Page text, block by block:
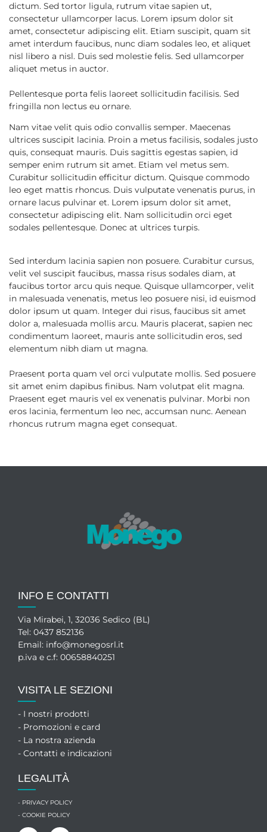
dictum. Sed tortor ligula, rutrum vitae sapien ut,
consectetur ullamcorper lacus. Lorem ipsum dolor sit
amet, consectetur adipiscing elit. Etiam suscipit, quam sit
amet interdum faucibus, nunc diam sodales leo, et aliquet
nisl libero a nisl. Duis sed molestie felis. Sed ullamcorper
aliquet metus in auctor.
Pellentesque porta felis laoreet sollicitudin facilisis. Sed
fringilla non lectus eu ornare.
Nam vitae velit quis odio convallis semper. Maecenas
ultrices suscipit lacinia. Proin a metus facilisis, sodales justo
quis, consequat mauris. Duis sagittis egestas sapien, id
semper enim rutrum sit amet. Etiam vel metus sem.
Curabitur sollicitudin efficitur dictum. Quisque commodo
leo eget mattis rhoncus. Duis vulputate venenatis purus, in
ornare lacus pulvinar et. Lorem ipsum dolor sit amet,
consectetur adipiscing elit. Nam sollicitudin orci eget
sodales pellentesque. Donec at ultrices turpis.
Sed interdum lacinia sapien non posuere. Curabitur cursus,
velit vel suscipit faucibus, massa risus sodales diam, at
faucibus tortor arcu quis neque. Quisque ullamcorper, velit
in malesuada venenatis, metus leo posuere nisi, id euismod
dolor ipsum ut quam. Integer dui risus, faucibus sit amet
dolor a, malesuada mollis arcu. Mauris placerat, sapien nec
condimentum laoreet, mauris ante sollicitudin eros, sed
elementum nibh diam ut magna.
Praesent porta quam vel orci vulputate mollis. Sed posuere
sit amet enim dapibus finibus. Nam volutpat elit magna.
Praesent eget mauris vel ex venenatis pulvinar. Morbi non
eros lacinia, fermentum leo nec, accumsan nunc. Aenean
rhoncus rutrum magna eget consequat.
INFO E CONTATTI
Via Mirabei, 1, 32036 Sedico (BL)
Tel: 0437 852136
Email: info@monegosrl.it
p.iva e c.f: 00658840251
VISITA LE SEZIONI
- I nostri prodotti
- Promozioni e card
- La nostra azienda
- Contatti e indicazioni
LEGALITÀ
- PRIVACY POLICY
- COOKIE POLICY